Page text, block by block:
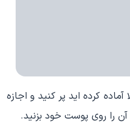
کرده اید پر کنید و اجازه
را روی پوست خود بزنید.